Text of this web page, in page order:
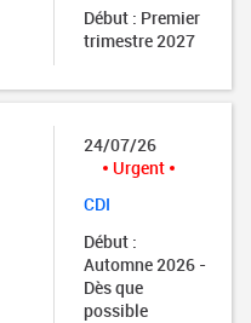
Début : Premier
trimestre 2027
24/07/26
Urgent
CDI
Début :
Automne 2026 -
Dès que
possible